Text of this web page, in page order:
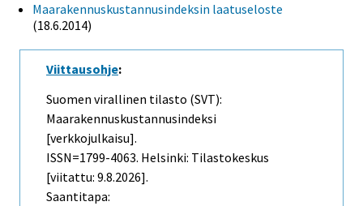
Maarakennuskustannusindeksin laatuseloste
(18.6.2014)
Viittausohje:
Suomen virallinen tilasto (SVT):
Maarakennuskustannusindeksi
[verkkojulkaisu].
ISSN=1799-4063. Helsinki: Tilastokeskus
[viitattu: 9.8.2026].
Saantitapa: